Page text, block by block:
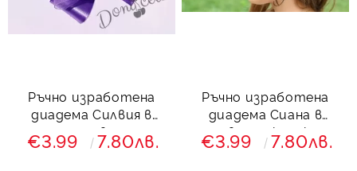
Ръчно изработена
диадема Силвия в
лилаво
€3.99 7.80лв.
Ръчно изработена
диадема Сиана в
лилаво от колекция
Лилавина
€3.99 7.80лв.